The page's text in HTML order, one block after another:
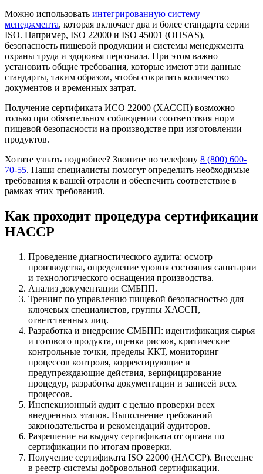
Можно использовать интегрированную систему
менеджмента, которая включает два и более стандарта серии
ISO. Например, ISO 22000 и ISO 45001 (OHSAS),
безопасность пищевой продукции и системы менеджмента
охраны труда и здоровья персонала. При этом важно
установить общие требования, которые имеют эти данные
стандарты, таким образом, чтобы сократить количество
документов и временных затрат.
Получение сертификата ИСО 22000 (ХАССП) возможно
только при обязательном соблюдении соответствия норм
пищевой безопасности на производстве при изготовлении
продуктов.
Хотите узнать подробнее? Звоните по телефону 8 (800) 600-
70-55. Наши специалисты помогут определить необходимые
требования к вашей отрасли и обеспечить соответствие в
рамках этих требований.
Как проходит процедура сертификации
HACCP
Проведение диагностического аудита: осмотр
производства, определение уровня состояния санитарии
и технологического оснащения производства.
Анализ документации СМБПП.
Тренинг по управлению пищевой безопасностью для
ключевых специалистов, группы ХАССП,
ответственных лиц.
Разработка и внедрение СМБПП: идентификация сырья
и готового продукта, оценка рисков, критические
контрольные точки, пределы ККТ, мониторинг
процессов контроля, корректирующие и
предупреждающие действия, верифицирование
процедур, разработка документации и записей всех
процессов.
Инспекционный аудит с целью проверки всех
внедренных этапов. Выполнение требований
законодательства и рекомендаций аудиторов.
Разрешение на выдачу сертификата от органа по
сертификации по итогам проверки.
Получение сертификата ISO 22000 (HACCP). Внесение
в реестр системы добровольной сертификации.